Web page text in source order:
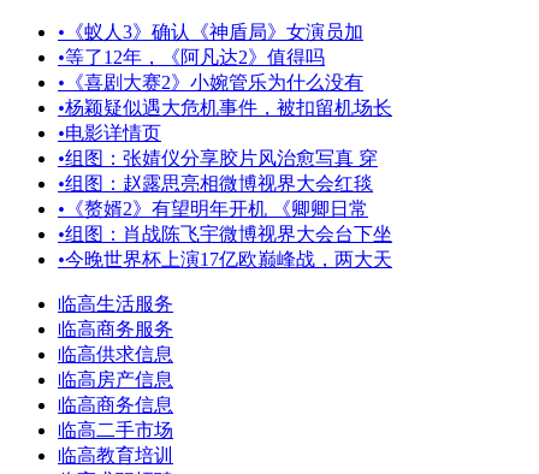
• 《蚁人3》确认《神盾局》女演员加
•等了12年，《阿凡达2》值得吗
• 《喜剧大赛2》小婉管乐为什么没有
•杨颖疑似遇大危机事件，被扣留机场长
•电影详情页
•组图：张婧仪分享胶片风治愈写真 穿
•组图：赵露思亮相微博视界大会红毯
• 《赘婿2》有望明年开机 《卿卿日常
•组图：肖战陈飞宇微博视界大会台下坐
•今晚世界杯上演17亿欧巅峰战，两大天
临高生活服务
临高商务服务
临高供求信息
临高房产信息
临高商务信息
临高二手市场
临高教育培训